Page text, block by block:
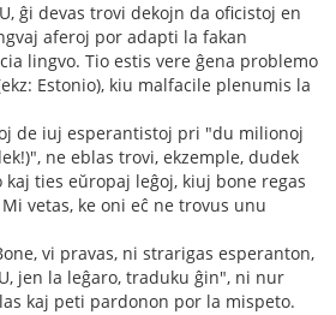
ĝi devas trovi dekojn da oficistoj en
aferoj por adapti la fakan
lingvo. Tio estis vere ĝena problemo
Estonio), kiu malfacile plenumis la
de iuj esperantistoj pri "du milionoj
ne eblas trovi, ekzemple, dudek
ties eŭropaj leĝoj, kiuj bone regas
vetas, ke oni eĉ ne trovus unu
vi pravas, ni strarigas esperanton,
jen la leĝaro, traduku ĝin", ni nur
kaj peti pardonon por la mispeto.